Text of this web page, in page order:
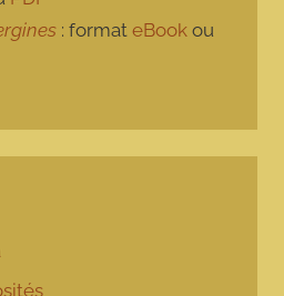
: formateBook ou